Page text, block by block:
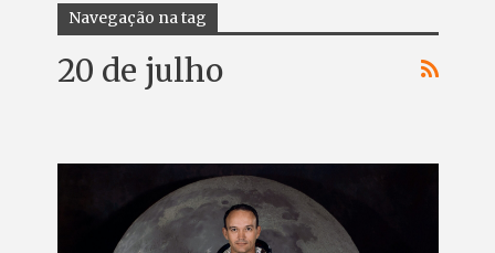
Navegação na tag
20 de julho